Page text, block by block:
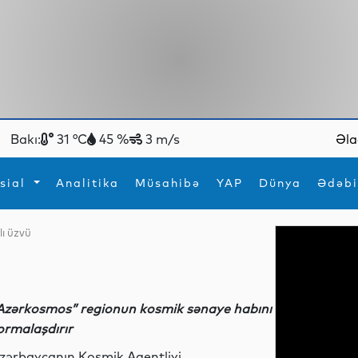
Bakı: 31 °C 45 % 3 m/s
Analitika Müsahibə YAP Dünya
üzvü
regionun kosmik sənaye habını